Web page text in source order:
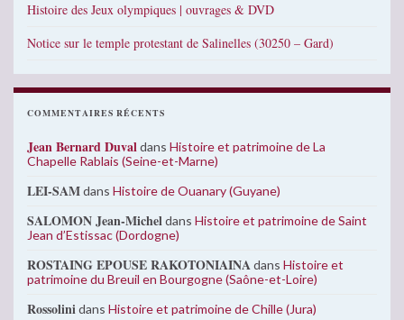
Histoire des Jeux olympiques | ouvrages & DVD
Notice sur le temple protestant de Salinelles (30250 – Gard)
COMMENTAIRES RÉCENTS
Jean Bernard Duvaldans Histoire et patrimoine de La
Chapelle Rablais (Seine-et-Marne)
LEI-SAMdans Histoire de Ouanary (Guyane)
SALOMON Jean-Micheldans Histoire et patrimoine de Saint
Jean d’Estissac (Dordogne)
ROSTAING EPOUSE RAKOTONIAINAdans Histoire et
patrimoine du Breuil en Bourgogne (Saône-et-Loire)
Rossolinidans Histoire et patrimoine de Chille (Jura)